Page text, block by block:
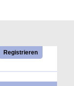
Registrieren